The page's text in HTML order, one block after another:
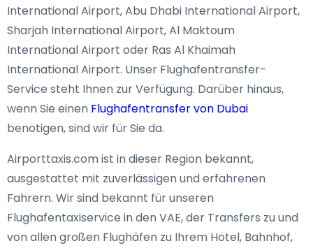
International Airport, Abu Dhabi International Airport,
Sharjah International Airport, Al Maktoum
International Airport oder Ras Al Khaimah
International Airport. Unser Flughafentransfer-
Service steht Ihnen zur Verfügung. Darüber hinaus,
wenn Sie einen Flughafentransfer von Dubai
benötigen, sind wir für Sie da.
Airporttaxis.com ist in dieser Region bekannt,
ausgestattet mit zuverlässigen und erfahrenen
Fahrern. Wir sind bekannt für unseren
Flughafentaxiservice in den VAE, der Transfers zu und
von allen großen Flughäfen zu Ihrem Hotel, Bahnhof,